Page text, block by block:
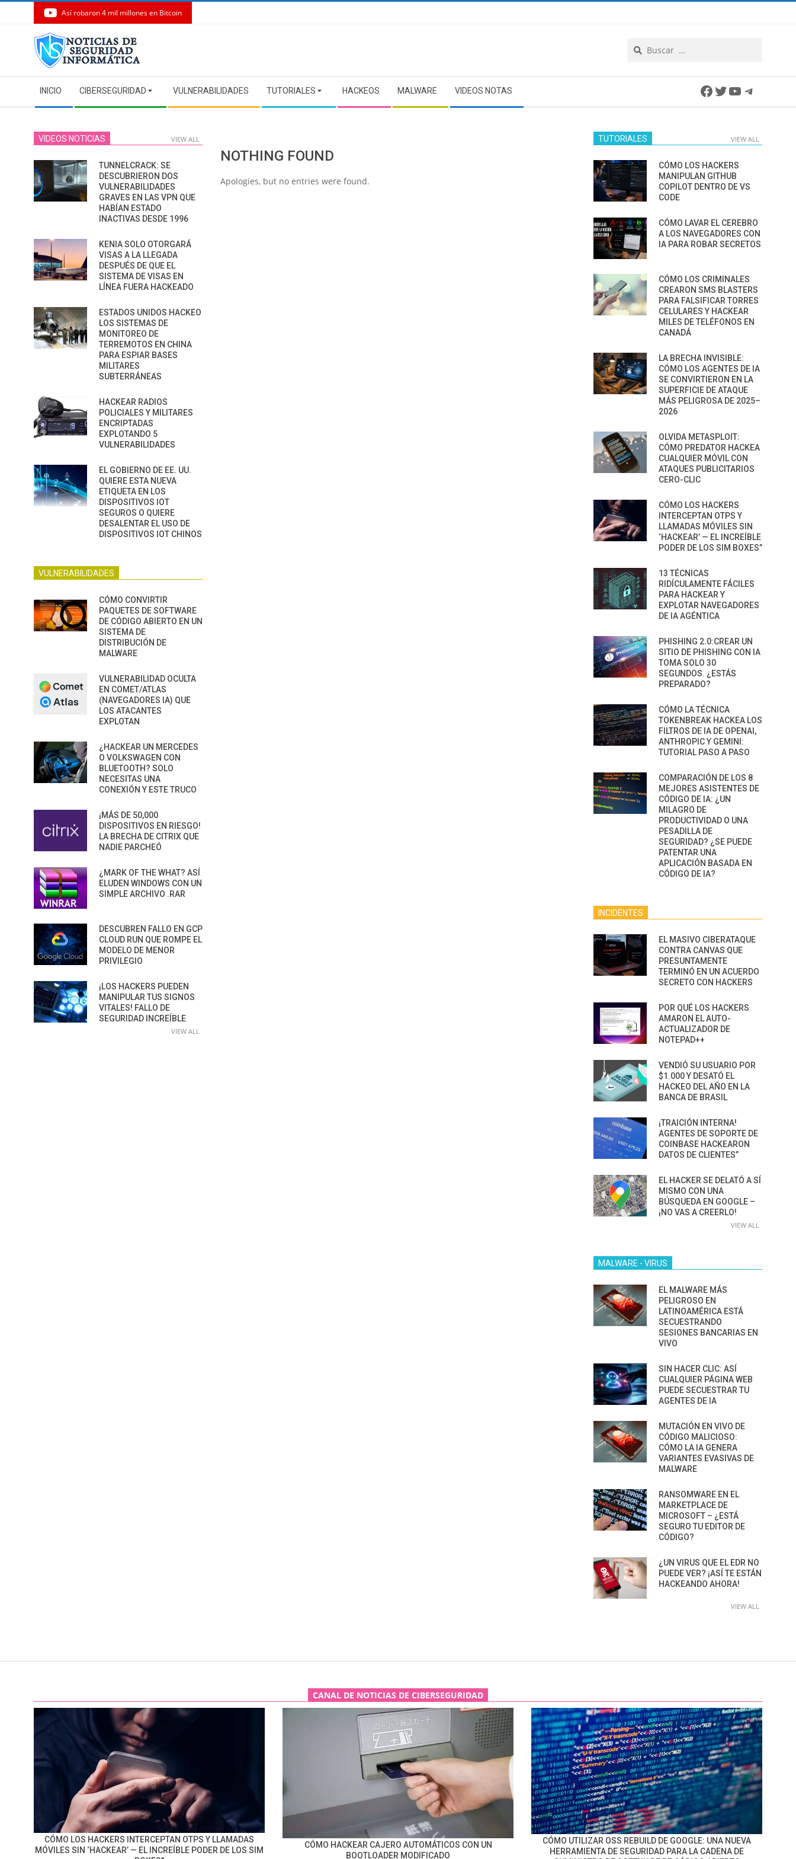
Así robaron 4 mil millones en Bitcoin
Navigation
Menu
INICIO CIBERSEGURIDAD VULNERABILIDADES TUTORIALES HACKEOS MALWARE VIDEOS NOTAS Facebook
Twitter
YouTube
NOTHING FOUND
Apologies, but no entries were found.
VIDEOS NOTICIAS VIEW ALL
TUNNELCRACK: SE
DESCUBRIERON DOS
VULNERABILIDADES
GRAVES EN LAS VPN QUE
HABÍAN ESTADO
INACTIVAS DESDE 1996
KENIA SOLO OTORGARÁ
VISAS A LA LLEGADA
DESPUÉS DE QUE EL
SISTEMA DE VISAS EN
LÍNEA FUERA HACKEADO
ESTADOS UNIDOS HACKEO
LOS SISTEMAS DE
MONITOREO DE
TERREMOTOS EN CHINA
PARA ESPIAR BASES
MILITARES
SUBTERRÁNEAS
HACKEAR RADIOS
POLICIALES Y MILITARES
ENCRIPTADAS
EXPLOTANDO 5
VULNERABILIDADES
EL GOBIERNO DE EE. UU.
QUIERE ESTA NUEVA
ETIQUETA EN LOS
DISPOSITIVOS IOT
SEGUROS O QUIERE
DESALENTAR EL USO DE
DISPOSITIVOS IOT CHINOS
VULNERABILIDADES
CÓMO CONVIRTIR
PAQUETES DE SOFTWARE
DE CÓDIGO ABIERTO EN UN
SISTEMA DE
DISTRIBUCIÓN DE
MALWARE
VULNERABILIDAD OCULTA
EN COMET/ATLAS
(NAVEGADORES IA) QUE
LOS ATACANTES
EXPLOTAN
¿HACKEAR UN MERCEDES
O VOLKSWAGEN CON
BLUETOOTH? SOLO
NECESITAS UNA
CONEXIÓN Y ESTE TRUCO
¡MÁS DE 50,000
DISPOSITIVOS EN RIESGO!
LA BRECHA DE CITRIX QUE
NADIE PARCHEÓ
¿MARK OF THE WHAT? ASÍ
ELUDEN WINDOWS CON UN
SIMPLE ARCHIVO .RAR
DESCUBREN FALLO EN GCP
CLOUD RUN QUE ROMPE EL
MODELO DE MENOR
PRIVILEGIO
¡LOS HACKERS PUEDEN
MANIPULAR TUS SIGNOS
VITALES! FALLO DE
SEGURIDAD INCREÍBLE
VIEW ALL
TUTORIALES VIEW ALL
CÓMO LOS HACKERS
MANIPULAN GITHUB
COPILOT DENTRO DE VS
CODE
CÓMO LAVAR EL CEREBRO
A LOS NAVEGADORES CON
IA PARA ROBAR SECRETOS
CÓMO LOS CRIMINALES
CREARON SMS BLASTERS
PARA FALSIFICAR TORRES
CELULARES Y HACKEAR
MILES DE TELÉFONOS EN
CANADÁ
LA BRECHA INVISIBLE:
CÓMO LOS AGENTES DE IA
SE CONVIRTIERON EN LA
SUPERFICIE DE ATAQUE
MÁS PELIGROSA DE 2025–
2026
OLVIDA METASPLOIT:
CÓMO PREDATOR HACKEA
CUALQUIER MÓVIL CON
ATAQUES PUBLICITARIOS
CERO-CLIC
CÓMO LOS HACKERS
INTERCEPTAN OTPS Y
LLAMADAS MÓVILES SIN
‘HACKEAR’ — EL INCREÍBLE
PODER DE LOS SIM BOXES”
13 TÉCNICAS
RIDÍCULAMENTE FÁCILES
PARA HACKEAR Y
EXPLOTAR NAVEGADORES
DE IA AGÉNTICA
PHISHING 2.0:CREAR UN
SITIO DE PHISHING CON IA
TOMA SOLO 30
SEGUNDOS. ¿ESTÁS
PREPARADO?
CÓMO LA TÉCNICA
TOKENBREAK HACKEA LOS
FILTROS DE IA DE OPENAI,
ANTHROPIC Y GEMINI:
TUTORIAL PASO A PASO
COMPARACIÓN DE LOS 8
MEJORES ASISTENTES DE
CÓDIGO DE IA: ¿UN
MILAGRO DE
PRODUCTIVIDAD O UNA
PESADILLA DE
SEGURIDAD? ¿SE PUEDE
PATENTAR UNA
APLICACIÓN BASADA EN
CÓDIGO DE IA?
INCIDENTES
EL MASIVO CIBERATAQUE
CONTRA CANVAS QUE
PRESUNTAMENTE
TERMINÓ EN UN ACUERDO
SECRETO CON HACKERS
POR QUÉ LOS HACKERS
AMARON EL AUTO-
ACTUALIZADOR DE
NOTEPAD++
VENDIÓ SU USUARIO POR
$1.000 Y DESATÓ EL
HACKEO DEL AÑO EN LA
BANCA DE BRASIL
¡TRAICIÓN INTERNA!
AGENTES DE SOPORTE DE
COINBASE HACKEARON
DATOS DE CLIENTES”
EL HACKER SE DELATÓ A SÍ
MISMO CON UNA
BÚSQUEDA EN GOOGLE –
¡NO VAS A CREERLO!
VIEW ALL
MALWARE - VIRUS
EL MALWARE MÁS
PELIGROSO EN
LATINOAMÉRICA ESTÁ
SECUESTRANDO
SESIONES BANCARIAS EN
VIVO
SIN HACER CLIC: ASÍ
CUALQUIER PÁGINA WEB
PUEDE SECUESTRAR TU
AGENTES DE IA
MUTACIÓN EN VIVO DE
CÓDIGO MALICIOSO:
CÓMO LA IA GENERA
VARIANTES EVASIVAS DE
MALWARE
RANSOMWARE EN EL
MARKETPLACE DE
MICROSOFT – ¿ESTÁ
SEGURO TU EDITOR DE
CÓDIGO?
¿UN VIRUS QUE EL EDR NO
PUEDE VER? ¡ASÍ TE ESTÁN
HACKEANDO AHORA!
VIEW ALL
CANAL DE NOTICIAS DE CIBERSEGURIDAD
CÓMO LOS HACKERS INTERCEPTAN OTPS Y LLAMADAS
MÓVILES SIN ‘HACKEAR’ — EL INCREÍBLE PODER DE LOS SIM
CÓMO HACKEAR CAJERO AUTOMÁTICOS CON UN
BOOTLOADER MODIFICADO
CÓMO UTILIZAR OSS REBUILD DE GOOGLE: UNA NUEVA
HERRAMIENTA DE SEGURIDAD PARA LA CADENA DE